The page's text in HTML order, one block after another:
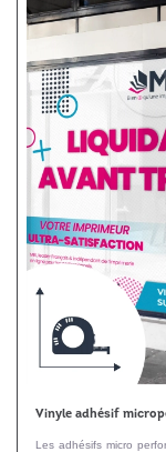
Vinyle adhésif
Les adhésifs micro